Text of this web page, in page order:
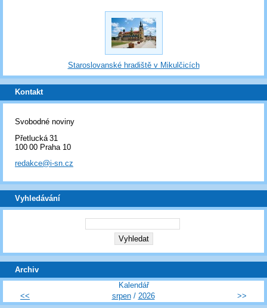
Staroslovanské hradiště v Mikulčicích
Kontakt
Svobodné noviny
Přetlucká 31
100 00 Praha 10
redakce@i-sn.cz
Vyhledávání
Archiv
Kalendář
<<
srpen/ 2026 >>